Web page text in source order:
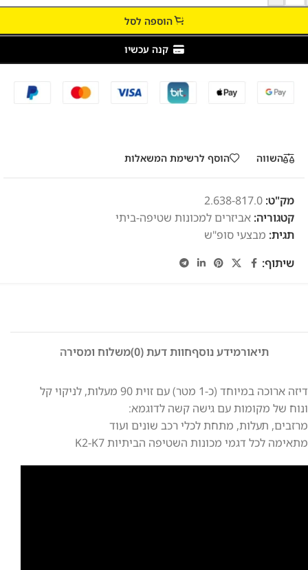
הוספה לסל
קנה עכשיו
השווה הוסף לרשימת המשאלות
מק"ט: 2.638-817.0
קטגוריה: אביזרים למכונות שטיפה-ביתי
תגית: מבצעי סופ"ש
שיתוף:
תיאורמידע נוסףחוות דעת (0) משלוח ומסירה
דיזה ארוכה במיוחד (כ-1 מטר) עם זוית 90 מעלות, לניקוי קל
ונוח של מקומות עם גישה קשה לדוגמא:
מרזבים, תעלות, מתחת לכלי רכב שונים ועוד
מתאימה לכל דגמי מכונות השטיפה הביתיות K2-K7